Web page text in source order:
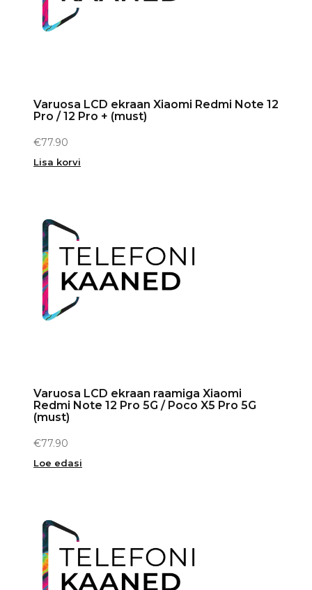
Varuosa LCD ekraan Xiaomi Redmi Note 12
Pro / 12 Pro + (must)
€77.90
Lisa korvi
Varuosa LCD ekraan raamiga Xiaomi
Redmi Note 12 Pro 5G / Poco X5 Pro 5G
(must)
€77.90
Loe edasi